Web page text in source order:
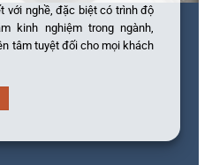
với nghề, đặc biệt có trình độ
kinh nghiệm trong ngành,
tâm tuyệt đối cho mọi khách